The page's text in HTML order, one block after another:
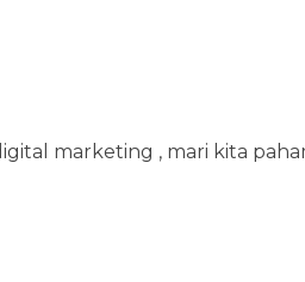
marketing , mari kita